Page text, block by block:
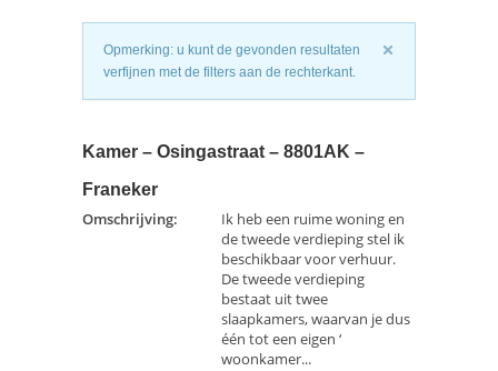
Opmerking: u kunt de gevonden resultaten
verfijnen met de filters aan de rechterkant.
Kamer – Osingastraat – 8801AK –
Franeker
Omschrijving:
Ik heb een ruime woning en
de tweede verdieping stel ik
beschikbaar voor verhuur.
De tweede verdieping
bestaat uit twee
slaapkamers, waarvan je dus
één tot een eigen ‘
woonkamer...